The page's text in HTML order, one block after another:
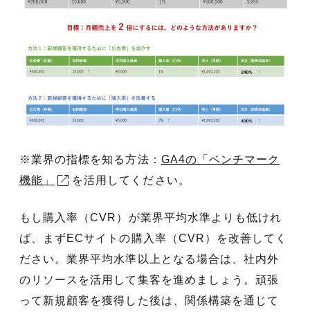
※業界の指標を知る方法： GA4の「ベンチマーク
機能」
を活用してください。
もし購入率（CVR）が業界平均水準よりも低けれ
ば、まずECサイトの購入率（CVR）を改善してく
ださい。業界平均水準以上となる場合は、社内外
のリソースを活用して集客を進めましょう。頑張
って新規顧客を獲得した後は、関係構築を通じて